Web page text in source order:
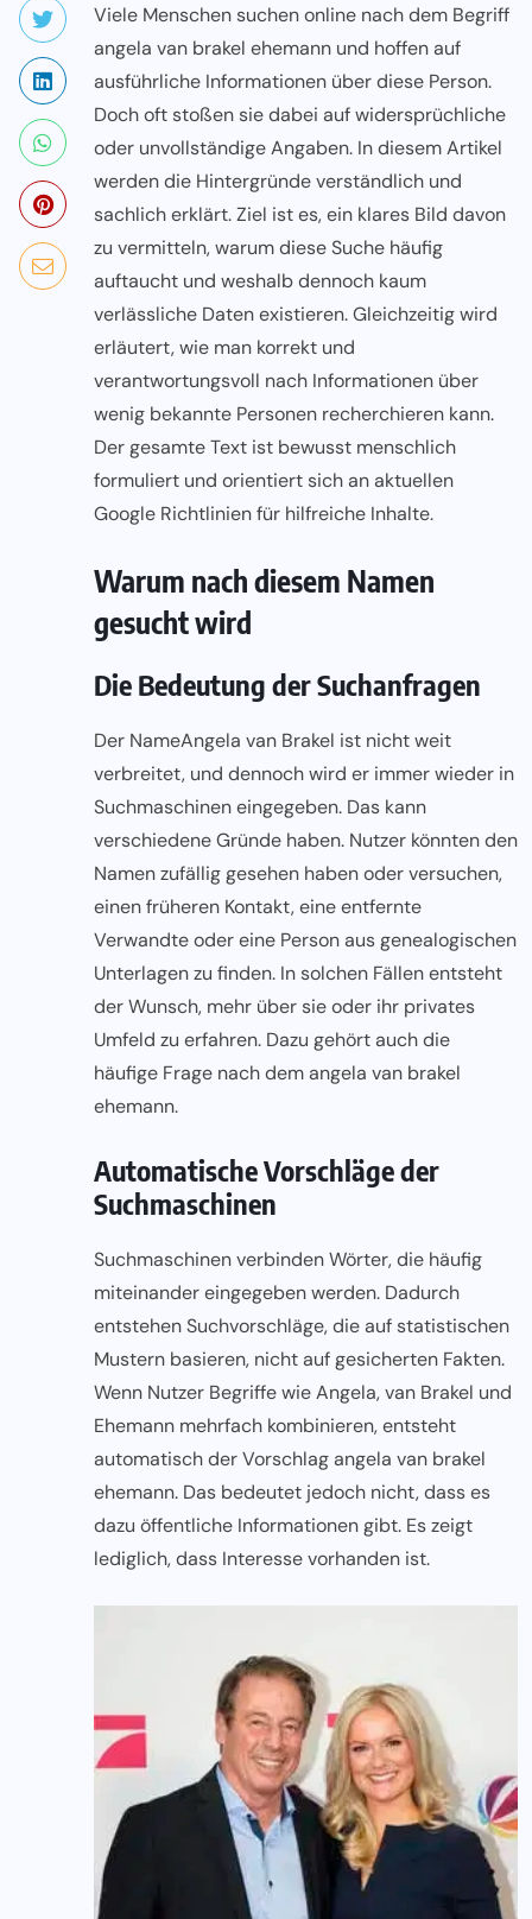
Viele Menschen suchen online nach dem Begriff
angela van brakel ehemann und hoffen auf
ausführliche Informationen über diese Person.
Doch oft stoßen sie dabei auf widersprüchliche
oder unvollständige Angaben. In diesem Artikel
werden die Hintergründe verständlich und
sachlich erklärt. Ziel ist es, ein klares Bild davon
zu vermitteln, warum diese Suche häufig
auftaucht und weshalb dennoch kaum
verlässliche Daten existieren. Gleichzeitig wird
erläutert, wie man korrekt und
verantwortungsvoll nach Informationen über
wenig bekannte Personen recherchieren kann.
Der gesamte Text ist bewusst menschlich
formuliert und orientiert sich an aktuellen
Google Richtlinien für hilfreiche Inhalte.
Warum nach diesem Namen
gesucht wird
Die Bedeutung der Suchanfragen
Der NameAngela van Brakel ist nicht weit
verbreitet, und dennoch wird er immer wieder in
Suchmaschinen eingegeben. Das kann
verschiedene Gründe haben. Nutzer könnten den
Namen zufällig gesehen haben oder versuchen,
einen früheren Kontakt, eine entfernte
Verwandte oder eine Person aus genealogischen
Unterlagen zu finden. In solchen Fällen entsteht
der Wunsch, mehr über sie oder ihr privates
Umfeld zu erfahren. Dazu gehört auch die
häufige Frage nach dem angela van brakel
ehemann.
Automatische Vorschläge der
Suchmaschinen
Suchmaschinen verbinden Wörter, die häufig
miteinander eingegeben werden. Dadurch
entstehen Suchvorschläge, die auf statistischen
Mustern basieren, nicht auf gesicherten Fakten.
Wenn Nutzer Begriffe wie Angela, van Brakel und
Ehemann mehrfach kombinieren, entsteht
automatisch der Vorschlag angela van brakel
ehemann. Das bedeutet jedoch nicht, dass es
dazu öffentliche Informationen gibt. Es zeigt
lediglich, dass Interesse vorhanden ist.